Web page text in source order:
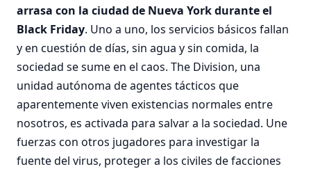
arrasa con la ciudad de Nueva York durante el
Black Friday. Uno a uno, los servicios básicos fallan
y en cuestión de días, sin agua y sin comida, la
sociedad se sume en el caos. The Division, una
unidad autónoma de agentes tácticos que
aparentemente viven existencias normales entre
nosotros, es activada para salvar a la sociedad. Une
fuerzas con otros jugadores para investigar la
fuente del virus, proteger a los civiles de facciones